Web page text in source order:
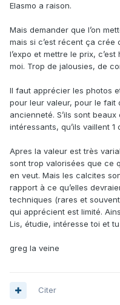
Elasmo a raison.
Mais demander que l’on
mais si c’est récent ça crée
l’expo et mettre le prix,
moi. Trop de jalousies, de
Il faut apprécier les photos
pour leur valeur, pour le fait
ancienneté. S’ils sont
intéressants, qu’ils vaillent 1
Apres la valeur est très
sont trop valorisées que ce
en veut. Mais les calcites
rapport à ce qu’elles
techniques (rares et
qui apprécient est limité.
Lis, étudie, intéresse toi et
greg la veine
Citer